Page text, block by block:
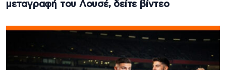
μεταγραφή του Λουσέ, δείτε βίντεο